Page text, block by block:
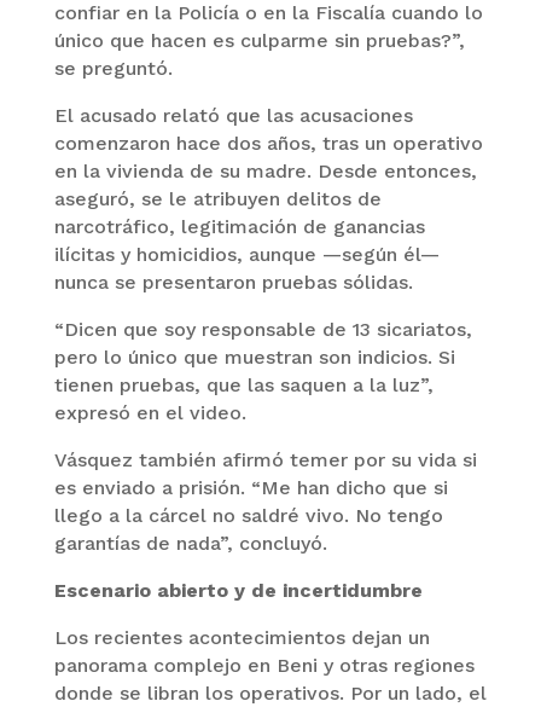
confiar en la Policía o en la Fiscalía cuando lo
único que hacen es culparme sin pruebas?”,
se preguntó.
El acusado relató que las acusaciones
comenzaron hace dos años, tras un operativo
en la vivienda de su madre. Desde entonces,
aseguró, se le atribuyen delitos de
narcotráfico, legitimación de ganancias
ilícitas y homicidios, aunque —según él—
nunca se presentaron pruebas sólidas.
“Dicen que soy responsable de 13 sicariatos,
pero lo único que muestran son indicios. Si
tienen pruebas, que las saquen a la luz”,
expresó en el video.
Vásquez también afirmó temer por su vida si
es enviado a prisión. “Me han dicho que si
llego a la cárcel no saldré vivo. No tengo
garantías de nada”, concluyó.
Escenario abierto y de incertidumbre
Los recientes acontecimientos dejan un
panorama complejo en Beni y otras regiones
donde se libran los operativos. Por un lado, el